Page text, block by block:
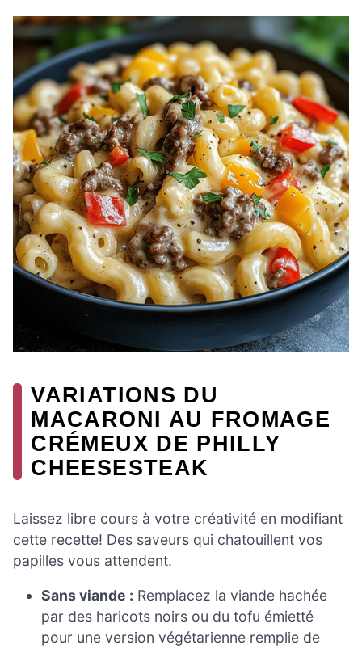
VARIATIONS DU
MACARONI AU FROMAGE
CRÉMEUX DE PHILLY
CHEESESTEAK
Laissez libre cours à votre créativité en modifiant
cette recette! Des saveurs qui chatouillent vos
papilles vous attendent.
Sans viande : Remplacez la viande hachée
par des haricots noirs ou du tofu émietté
pour une version végétarienne remplie de